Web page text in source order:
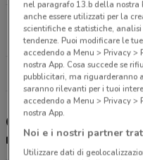
VIA PIOVESE 217
23.9 km
Gli sconti del nuovo
negozi
nel paragrafo 13.b della nostra
anche essere utilizzati per la
scientifiche e statistiche,
tendenze. Puoi modificare le
accedendo a Menu > Privacy
nostra App. Cosa succede se
pubblicitari, ma riguarderanno
saranno rilevanti per i tuoi
accedendo a Menu > Privacy
nostra App.
Noi e i nostri partner
Utilizzare dati di